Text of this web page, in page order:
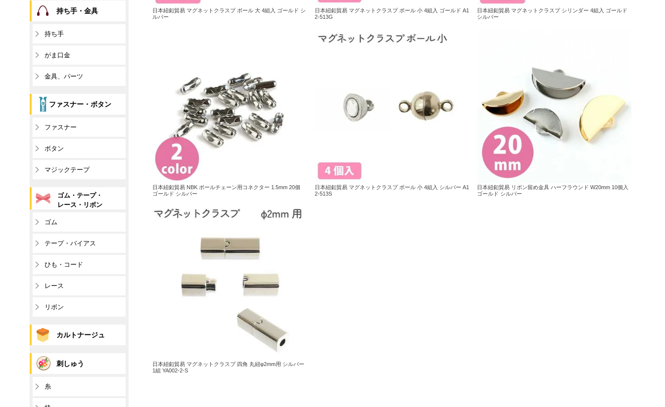
日本紐釦貿易 マグネットクラスプ ボール 大 4組入 ゴールド シ
ルバー
日本紐釦貿易 マグネットクラスプ ボール 小 4組入 ゴールド A1
2-513G
日本紐釦貿易 マグネットクラスプ シリンダー 4組入 ゴールド
シルバー
日本紐釦貿易 NBK ボールチェーン用コネクター 1.5mm 20個
ゴールド シルバー
日本紐釦貿易 マグネットクラスプ ボール 小 4組入 シルバー A1
2-513S
日本紐釦貿易 リボン留め金具 ハーフラウンド W20mm 10個入
ゴールド シルバー
日本紐釦貿易 マグネットクラスプ 四角 丸紐φ2mm用 シルバー
1組 YA002-2-S
持ち手・金具
持ち手
がま口金
金具、パーツ
ファスナー・ボタン
ファスナー
ボタン
マジックテープ
ゴム・テープ・
レース・リボン
ゴム
テープ・バイアス
ひも・コード
レース
リボン
カルトナージュ
刺しゅう
糸